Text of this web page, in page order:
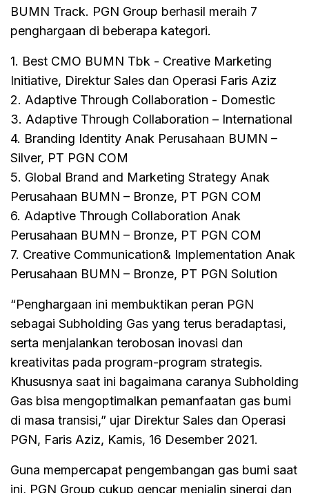
BUMN Track. PGN Group berhasil meraih 7
penghargaan di beberapa kategori.
1. Best CMO BUMN Tbk - Creative Marketing
Initiative, Direktur Sales dan Operasi Faris Aziz
2. Adaptive Through Collaboration - Domestic
3. Adaptive Through Collaboration – International
4. Branding Identity Anak Perusahaan BUMN –
Silver, PT PGN COM
5. Global Brand and Marketing Strategy Anak
Perusahaan BUMN – Bronze, PT PGN COM
6. Adaptive Through Collaboration Anak
Perusahaan BUMN – Bronze, PT PGN COM
7. Creative Communication& Implementation Anak
Perusahaan BUMN – Bronze, PT PGN Solution
“Penghargaan ini membuktikan peran PGN
sebagai Subholding Gas yang terus beradaptasi,
serta menjalankan terobosan inovasi dan
kreativitas pada program-program strategis.
Khususnya saat ini bagaimana caranya Subholding
Gas bisa mengoptimalkan pemanfaatan gas bumi
di masa transisi,” ujar Direktur Sales dan Operasi
PGN, Faris Aziz, Kamis, 16 Desember 2021.
Guna mempercapat pengembangan gas bumi saat
ini, PGN Group cukup gencar menjalin sinergi dan